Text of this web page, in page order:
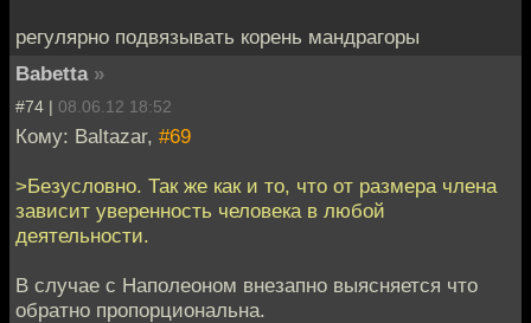
регулярно подвязывать корень мандрагоры
Babetta »
#74 | 08.06.12 18:52
Кому: Baltazar, #69
>Безусловно. Так же как и то, что от размера члена
зависит уверенность человека в любой
деятельности.
В случае с Наполеоном внезапно выясняется что
обратно пропорциональна.